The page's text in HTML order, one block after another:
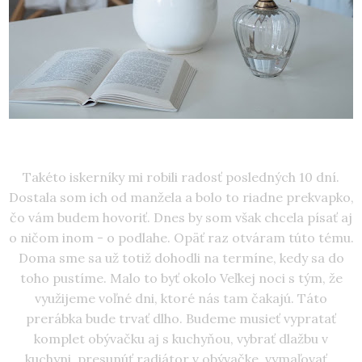
Takéto iskerníky mi robili radosť posledných 10 dní.
Dostala som ich od manžela a bolo to riadne prekvapko,
čo vám budem hovoriť. Dnes by som však chcela písať aj
o ničom inom - o podlahe. Opäť raz otváram túto tému.
Doma sme sa už totiž dohodli na termíne, kedy sa do
toho pustíme. Malo to byť okolo Veľkej noci s tým, že
využijeme voľné dni, ktoré nás tam čakajú. Táto
prerábka bude trvať dlho. Budeme musieť vypratať
komplet obývačku aj s kuchyňou, vybrať dlažbu v